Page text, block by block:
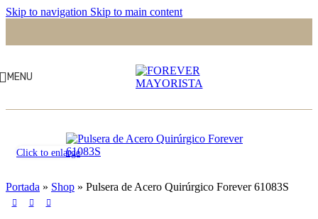
Skip to navigation Skip to main content
MENU
Click to enlarge
Portada » Shop » Pulsera de Acero Quirúrgico Forever 61083S